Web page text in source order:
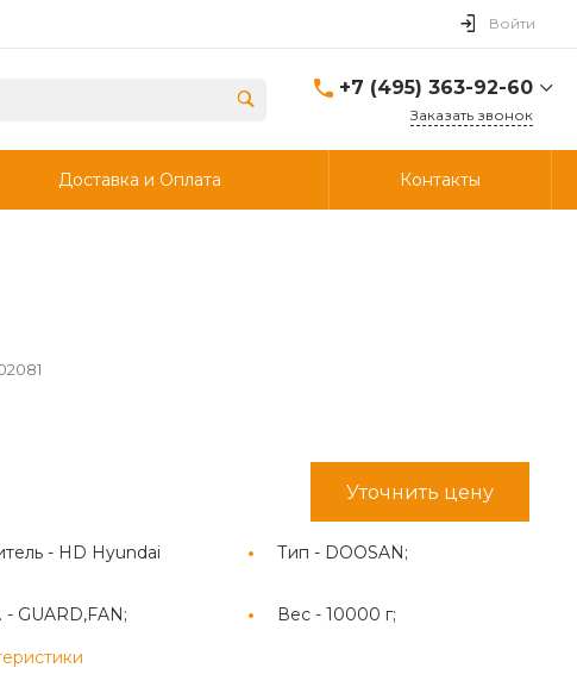
Войти
+7 (495) 363-92-60
г. Дзержинский, ул.
Заказать звонок
Доставка и Оплата Контакты
Уточнить цену
- HD Hyundai
Тип - DOOSAN;
- GUARD,FAN; Вес -10000 г;